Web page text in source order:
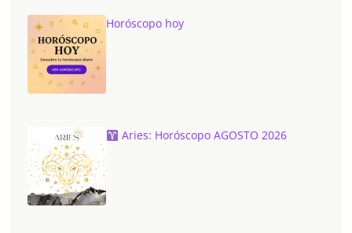
Horóscopo hoy
Aries: Horóscopo AGOSTO 2026